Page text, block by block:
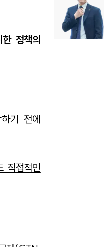
정책의
기 전에
직접적인